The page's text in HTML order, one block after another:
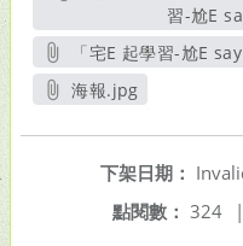
習-尬E
「宅E 起學習-尬E
海報.jpg
下架日期：
點閱數： 324 |